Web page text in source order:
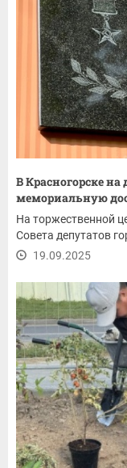
В Красногорске
мемориальную
На торжественной
Совета депутатов
19.09.2025